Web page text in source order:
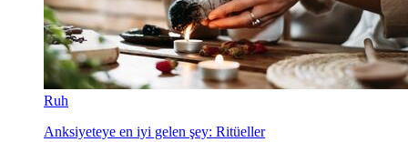
Ruh
Anksiyeteye en iyi gelen şey: Ritüeller